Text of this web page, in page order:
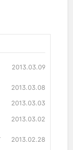
2013.03.09
2013.03.08
2013.03.03
2013.03.02
2013.02.28